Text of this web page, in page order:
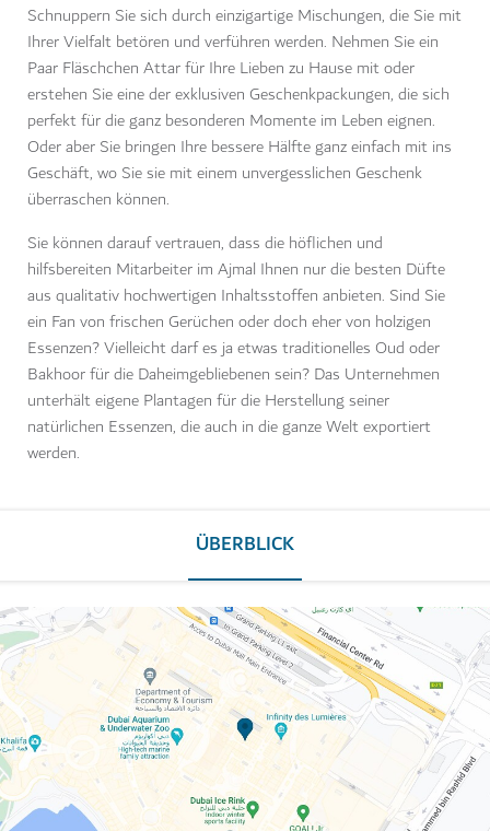
Schnuppern Sie sich durch einzigartige Mischungen, die Sie mit
Ihrer Vielfalt betören und verführen werden. Nehmen Sie ein
Paar Fläschchen Attar für Ihre Lieben zu Hause mit oder
erstehen Sie eine der exklusiven Geschenkpackungen, die sich
perfekt für die ganz besonderen Momente im Leben eignen.
Oder aber Sie bringen Ihre bessere Hälfte ganz einfach mit ins
Geschäft, wo Sie sie mit einem unvergesslichen Geschenk
überraschen können.
Sie können darauf vertrauen, dass die höflichen und
hilfsbereiten Mitarbeiter im Ajmal Ihnen nur die besten Düfte
aus qualitativ hochwertigen Inhaltsstoffen anbieten. Sind Sie
ein Fan von frischen Gerüchen oder doch eher von holzigen
Essenzen? Vielleicht darf es ja etwas traditionelles Oud oder
Bakhoor für die Daheimgebliebenen sein? Das Unternehmen
unterhält eigene Plantagen für die Herstellung seiner
natürlichen Essenzen, die auch in die ganze Welt exportiert
werden.
ÜBERBLICK